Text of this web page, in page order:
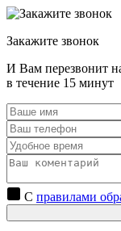
Закажите звонок
И Вам перезвонит
в течение 15 минут
С правилами